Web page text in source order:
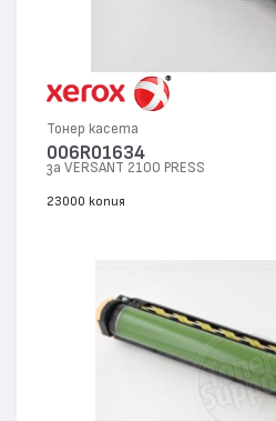
Тонер касета
006R01634
за VERSANT 2100 PRESS
23000 копия